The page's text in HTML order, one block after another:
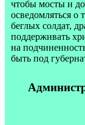
чтобы мосты и
осведомляться о
беглых солдат,
поддерживать
на
быть под